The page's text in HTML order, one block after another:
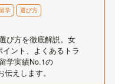
学 選び方
び方を徹底解説。女
ント、よくあるトラ
学実績No.1の
えします。